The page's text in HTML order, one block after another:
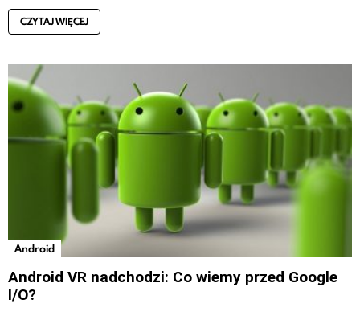
CZYTAJ WIĘCEJ
Android
Android VR nadchodzi: Co wiemy przed Google
I/O?